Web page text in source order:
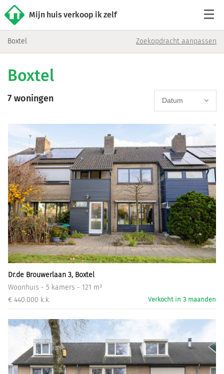
Mijn huis verkoop ik zelf
Contact
Verkoop starten
Informatiegesprek
Inloggen
Boxtel Zoekopdracht aanpassen
Boxtel
7 woningen Datum
Dr.de Brouwerlaan 3, Boxtel
Woonhuis - 5 kamers - 121 m²
€ 440.000 k.k.
Verkocht in 3 maanden